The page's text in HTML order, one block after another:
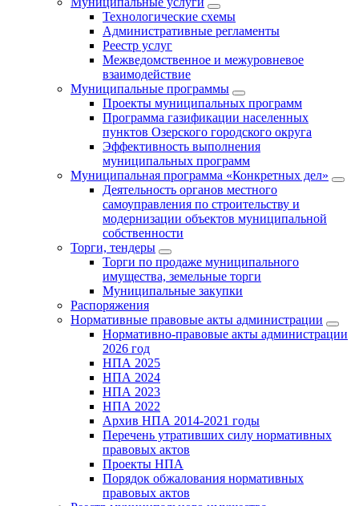
Технологические схемы
Административные регламенты
Реестр услуг
Межведомственное и межуровневое
взаимодействие
Муниципальные программы
Проекты муниципальных программ
Программа газификации населенных
пунктов Озерского городского округа
Эффективность выполнения
муниципальных программ
Муниципальная программа «Конкретных дел»
Деятельность органов местного
самоуправления по строительству и
модернизации объектов муниципальной
собственности
Торги, тендеры
Торги по продаже муниципального
имущества, земельные торги
Муниципальные закупки
Распоряжения
Нормативные правовые акты администрации
Нормативно-правовые акты администрации
2026 год
НПА 2025
НПА 2024
НПА 2023
НПА 2022
Архив НПА 2014-2021 годы
Перечень утративших силу нормативных
правовых актов
Проекты НПА
Порядок обжалования нормативных
правовых актов